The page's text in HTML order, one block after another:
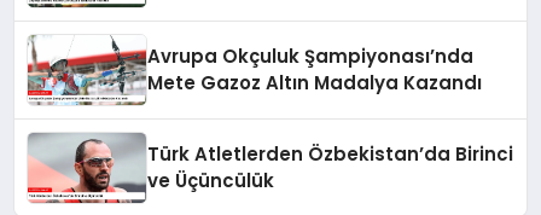
Avrupa Okçuluk Şampiyonası’nda
Mete Gazoz Altın Madalya Kazandı
Türk Atletlerden Özbekistan’da Birinci
ve Üçüncülük